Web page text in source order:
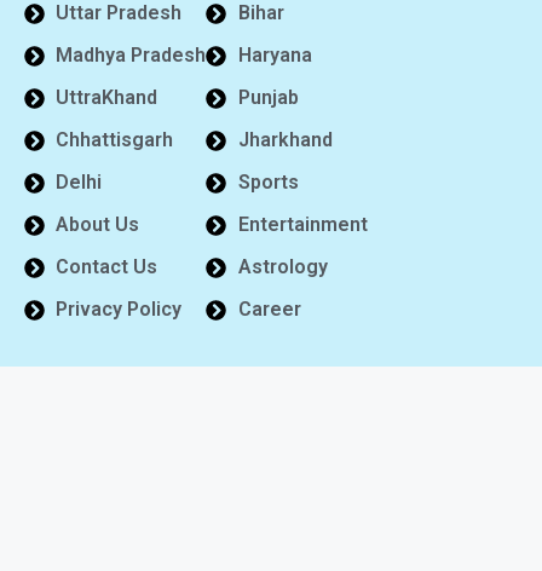
Uttar Pradesh
Madhya Pradesh
UttraKhand
Chhattisgarh
Delhi
About Us
Contact Us
Privacy Policy
Bihar
Haryana
Punjab
Jharkhand
Sports
Entertainment
Astrology
Career